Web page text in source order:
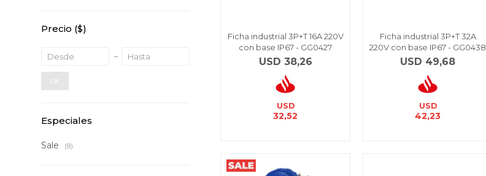
Ficha industrial 3P+T 16A 220V
con base IP67 - GG0427
USD 38,26
USD
32,52
Ficha industrial 3P+T 32A
220V con base IP67 - GG0438
USD 49,68
USD
42,23
Precio ($)
OK
Especiales
Sale (8)